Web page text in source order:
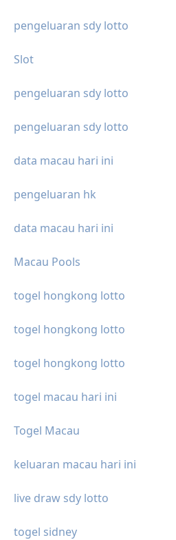
pengeluaran sdy lotto
Slot
pengeluaran sdy lotto
pengeluaran sdy lotto
data macau hari ini
pengeluaran hk
data macau hari ini
Macau Pools
togel hongkong lotto
togel hongkong lotto
togel hongkong lotto
togel macau hari ini
Togel Macau
keluaran macau hari ini
live draw sdy lotto
togel sidney